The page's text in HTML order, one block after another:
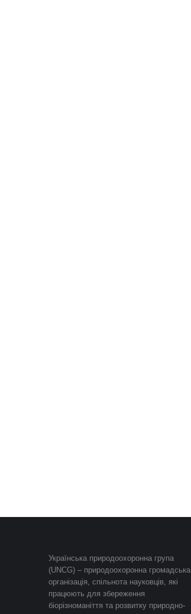
Українська природоохоронна група
(UNCG) – природоохоронна громадська
організація, спільнота науковців, які
працюють для збереження
біорізноманіття та розвитку природно-